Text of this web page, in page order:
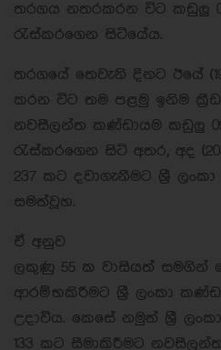
තරගය නතරකරන විට කඩුලු
රැස්කරගෙන සිටියේය.
තරගයේ තෙවැනි දිනට ඊයේ
කරන විට තම පළමු ඉනිම
නවසීලන්ත කණ්ඩායම කඩුලු
රැස්කරගෙන සිටි අතර, අද
237 කට දවාගැනීමට ශ්‍රී
සමත්වූහ.
ඒ අනුව
ලකුණු 55 ක වාසියත් සමගින්
ආරම්භකිරීමට ශ්‍රී ලංකා
උදාවිය. කෙසේ නමුත් ශ්‍රී
133 කට සීමාකිරීමට